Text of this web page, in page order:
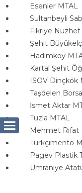
Esenler MTAL
Sultanbeyli
Fikriye Nüzhet
Şehit Büyükelçi
Hadımköy
Kartal Şehit
ISOV Dinçkök
Taşdelen Borsa
İsmet Aktar
Tuzla MTAL
Mehmet Rıfat
Türkçimento
Pagev Plastik
Ümraniye